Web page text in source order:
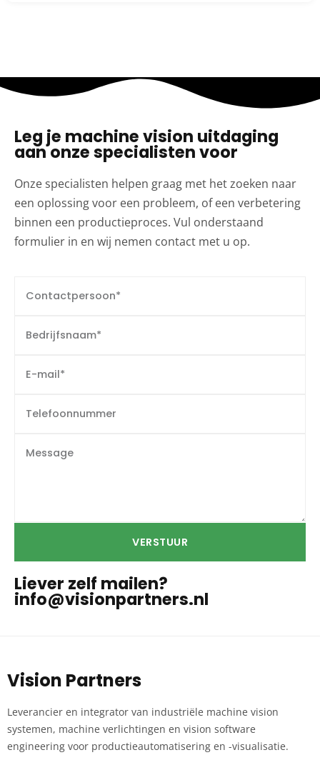
Leg je machine vision uitdaging
aan onze specialisten voor
Onze specialisten helpen graag met het zoeken naar
een oplossing voor een probleem, of een verbetering
binnen een productieproces. Vul onderstaand
formulier in en wij nemen contact met u op.
VERSTUUR
Liever zelf mailen?
info@visionpartners.nl
Vision Partners
Leverancier en integrator van industriële machine vision
systemen, machine verlichtingen en vision software
engineering voor productieautomatisering en -visualisatie.